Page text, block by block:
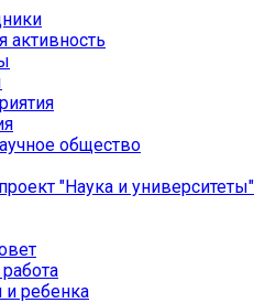
активность
общество
"Наука и университеты"
и ребенка